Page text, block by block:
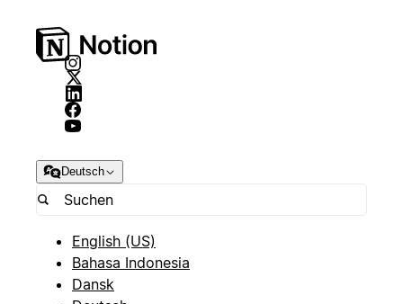
Deutsch
English (US)
Bahasa Indonesia
Dansk